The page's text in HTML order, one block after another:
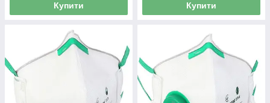
Купити Купити